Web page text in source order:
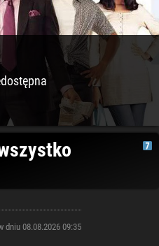
dniu 08.08.2026 09:35